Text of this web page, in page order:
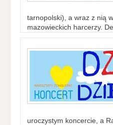
tarnopolski), a wraz z nią
mazowieckich harcerzy.
uroczystym koncercie, a